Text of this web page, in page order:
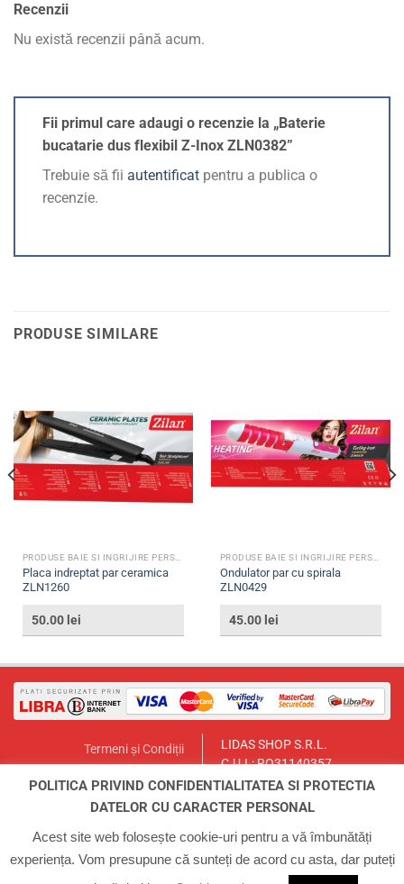
Recenzii
Nu există recenzii până acum.
Fii primul care adaugi o recenzie la „Baterie
bucatarie dus flexibil Z-Inox ZLN0382”
Trebuie să fii autentificat pentru a publica o
recenzie.
PRODUSE SIMILARE
Placa indreptat par ceramica
ZLN1260
50.00 lei
Ondulator par cu spirala
ZLN0429
45.00 lei
Termeni și Condiții
LIDAS SHOP S.R.L.
C.U.I.: RO31140357
București, Sector 1, Str. Lt.Col.
Email:lidasmag@yahoo.com
Telefon:0723.155.966
INFO CONTUL MEU
POLITICA PRIVIND CONFIDENTIALITATEA SI PROTECTIA
DATELOR CU CARACTER PERSONAL
Acest site web folosește cookie-uri pentru a vă îmbunătăți
experiența. Vom presupune că sunteți de acord cu asta, dar puteți